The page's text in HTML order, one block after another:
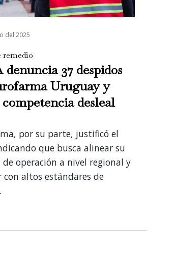
del 2025
remedio
37 despidos
Uruguay y
competencia desleal
por su parte, justificó el
que busca alinear su
de operación a nivel regional y
altos estándares de